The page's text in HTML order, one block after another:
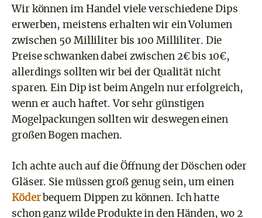
Wir können im Handel viele verschiedene Dips
erwerben, meistens erhalten wir ein Volumen
zwischen 50 Milliliter bis 100 Milliliter. Die
Preise schwanken dabei zwischen 2€ bis 10€,
allerdings sollten wir bei der Qualität nicht
sparen. Ein Dip ist beim Angeln nur erfolgreich,
wenn er auch haftet. Vor sehr günstigen
Mogelpackungen sollten wir deswegen einen
großen Bogen machen.
Ich achte auch auf die Öffnung der Döschen oder
Gläser. Sie müssen groß genug sein, um einen
Köderbequem Dippen zu können. Ich hatte
schon ganz wilde Produkte in den Händen, wo 2